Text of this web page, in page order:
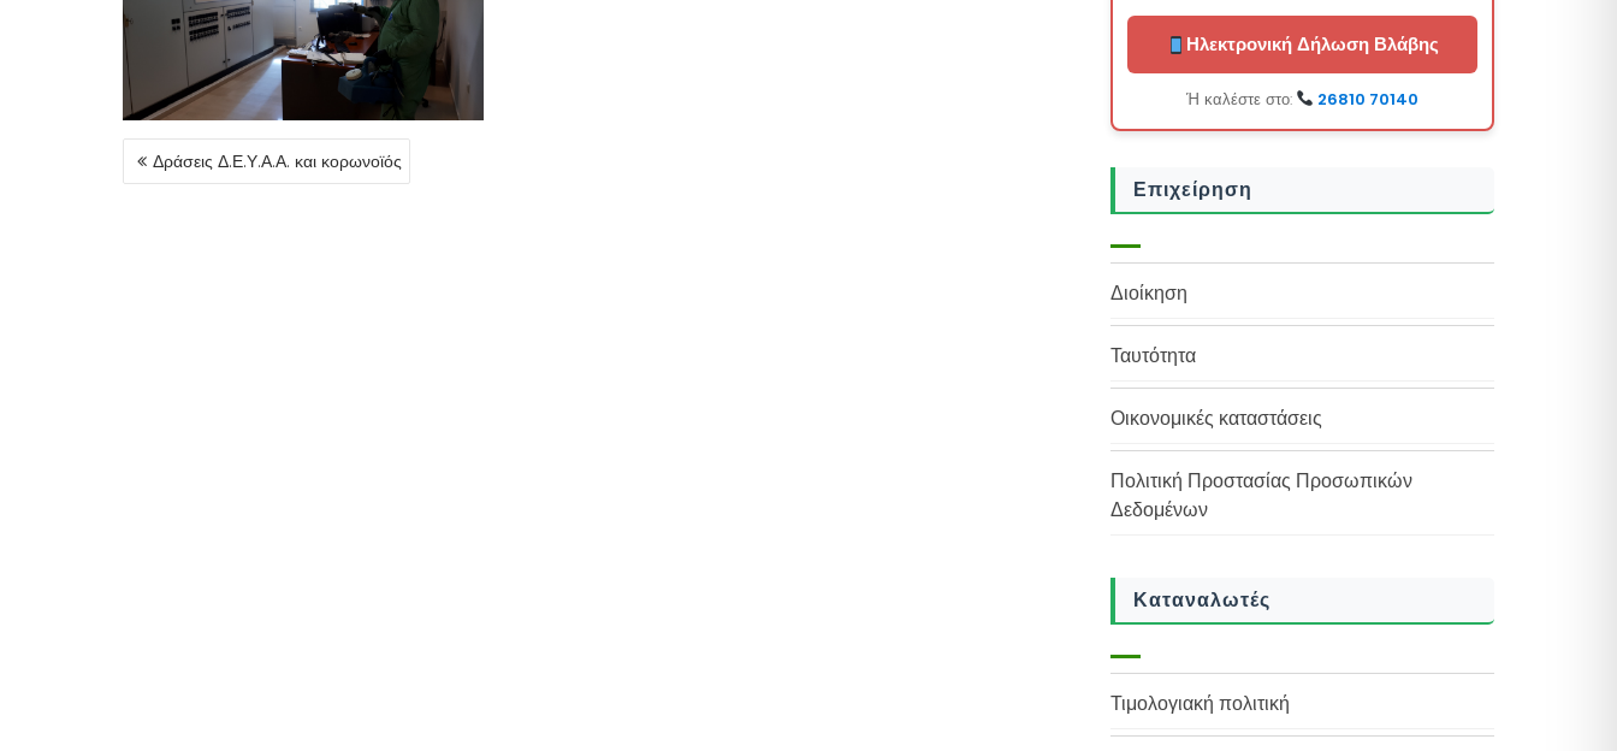
ΠΛΟΉΓΗΣΗ
ΆΡΘΡΩΝ
Δράσεις Δ.Ε.Υ.Α.Α. και κορωνοϊός
Ηλεκτρονική Δήλωση Βλάβης
Ή καλέστε στο: 26810 70140
Επιχείρηση
Διοίκηση
Ταυτότητα
Οικονομικές καταστάσεις
Πολιτική Προστασίας Προσωπικών
Δεδομένων
Καταναλωτές
Τιμολογιακή πολιτική